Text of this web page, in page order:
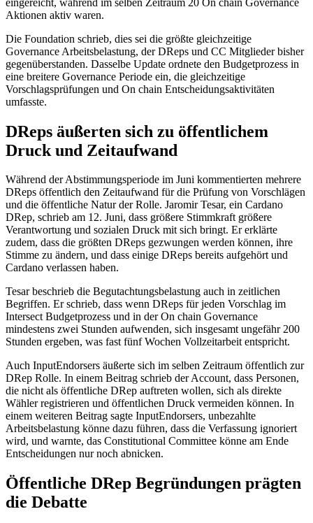
Aktionen aktiv waren.
Die Foundation schrieb, dies sei die größte gleichzeitige
Governance Arbeitsbelastung, der DReps und CC Mitglieder bisher
gegenüberstanden. Dasselbe Update ordnete den Budgetprozess in
eine breitere Governance Periode ein, die gleichzeitige
Vorschlagsprüfungen und On chain Entscheidungsaktivitäten
umfasste.
DReps äußerten sich zu öffentlichem
Druck und Zeitaufwand
Während der Abstimmungsperiode im Juni kommentierten mehrere
DReps öffentlich den Zeitaufwand für die Prüfung von Vorschlägen
und die öffentliche Natur der Rolle. Jaromir Tesar, ein Cardano
DRep, schrieb am 12. Juni, dass größere Stimmkraft größere
Verantwortung und sozialen Druck mit sich bringt. Er erklärte
zudem, dass die größten DReps gezwungen werden können, ihre
Stimme zu ändern, und dass einige DReps bereits aufgehört und
Cardano verlassen haben.
Tesar beschrieb die Begutachtungsbelastung auch in zeitlichen
Begriffen. Er schrieb, dass wenn DReps für jeden Vorschlag im
Intersect Budgetprozess und in der On chain Governance
mindestens zwei Stunden aufwenden, sich insgesamt ungefähr 200
Stunden ergeben, was fast fünf Wochen Vollzeitarbeit entspricht.
Auch InputEndorsers äußerte sich im selben Zeitraum öffentlich zur
DRep Rolle. In einem Beitrag schrieb der Account, dass Personen,
die nicht als öffentliche DRep auftreten wollen, sich als direkte
Wähler registrieren und öffentlichen Druck vermeiden können. In
einem weiteren Beitrag sagte InputEndorsers, unbezahlte
Arbeitsbelastung könne dazu führen, dass die Verfassung ignoriert
wird, und warnte, das Constitutional Committee könne am Ende
Entscheidungen nur noch abnicken.
Öffentliche DRep Begründungen prägten
die Debatte